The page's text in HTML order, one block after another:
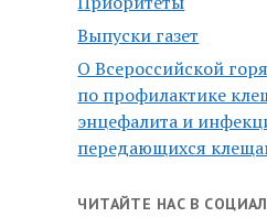
Выпуски газет
О Всероссийской
по профилактике
энцефалита и
передающихся
ЧИТАЙТЕ НАС В